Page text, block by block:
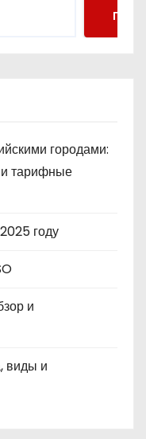
Поиск
городами:
и тарифные
году
и
виды и